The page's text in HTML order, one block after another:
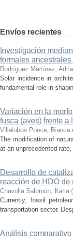
Envíos recientes
Investigación
formales
Rodríguez Martínez,
Solar incidence in
fundamental role in
Variación en la
fusca (aves) frente a
Villalobos Ponce, Bianca
The modification of
at an unprecedented
Desarrollo de
reacción de HDO de
Chavolla Salomón, Karla (
Currently, fossil
transportation sector.
Análisis